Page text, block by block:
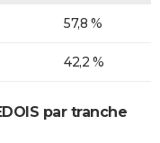
57,8 %
42,2 %
par tranche